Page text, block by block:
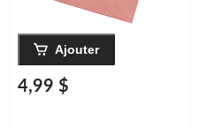
Ajouter
4,99 $